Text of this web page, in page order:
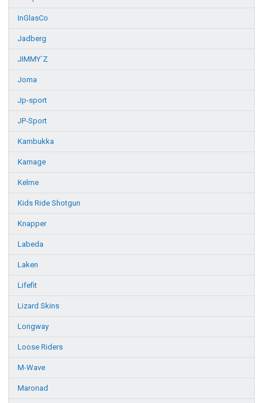
InGlasCo
Jadberg
JIMMY´Z
Joma
Jp-sport
JP-Sport
Kambukka
Karnage
Kelme
Kids Ride Shotgun
Knapper
Labeda
Laken
Lifefit
Lizard Skins
Longway
Loose Riders
M-Wave
Maronad